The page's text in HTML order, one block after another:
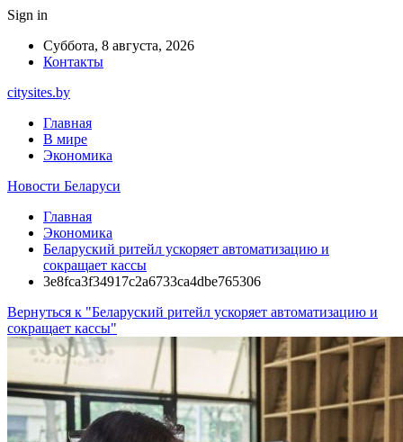
Sign in
Суббота, 8 августа, 2026
Контакты
citysites.by
Главная
В мире
Экономика
Новости Беларуси
Главная
Экономика
Беларуский ритейл ускоряет автоматизацию и
сокращает кассы
3e8fca3f34917c2a6733ca4dbe765306
Вернуться к "Беларуский ритейл ускоряет автоматизацию и
сокращает кассы"